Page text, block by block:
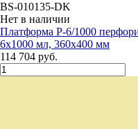
BS-010135-DK
Нет в наличии
Платформа P-6/1000
6х1000 мл, 360x400 мм
114 704 руб.